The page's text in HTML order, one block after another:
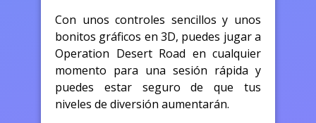
Con unos controles sencillos y unos
bonitos gráficos en 3D, puedes jugar a
Operation Desert Road en cualquier
momento para una sesión rápida y
puedes estar seguro de que tus
niveles de diversión aumentarán.